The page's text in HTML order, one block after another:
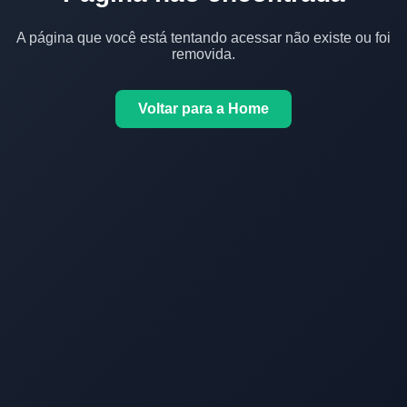
A página que você está tentando acessar não existe ou foi
removida.
Voltar para a Home